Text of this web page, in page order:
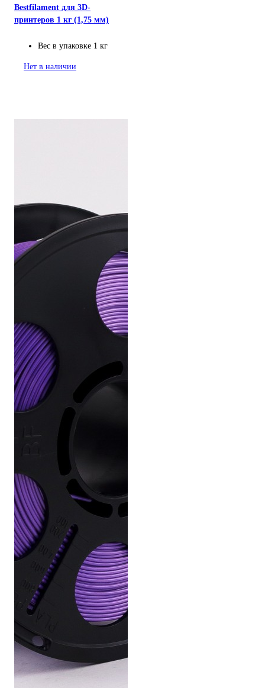
Bestfilament для 3D-
принтеров 1 кг (1,75 мм)
Вес в упаковке 1 кг
Нет в наличии